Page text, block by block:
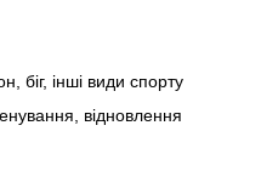
біг, інші види спорту
відновлення